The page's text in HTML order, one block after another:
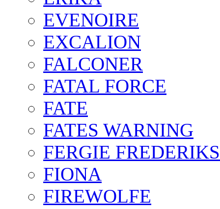
EVENOIRE
EXCALION
FALCONER
FATAL FORCE
FATE
FATES WARNING
FERGIE
FIONA
FIREWOLFE